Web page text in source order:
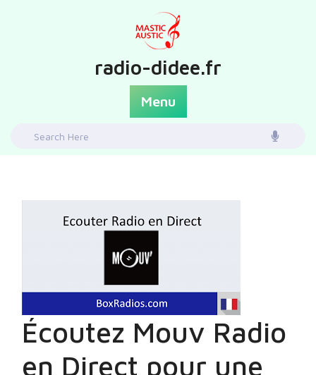
radio-didee.fr
Menu
Search
Écoutez Mouv Radio
en Direct pour une